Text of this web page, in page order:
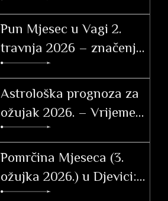
Pun Mjesec u Vagi 2.
travnja 2026 – značenje
po znakovima
Astrološka prognoza za
ožujak 2026. – Vrijeme
tranzicije, akcije i velikih
otkrića
Pomrčina Mjeseca (3.
ožujka 2026.) u Djevici:
Vodič i utjecaj po